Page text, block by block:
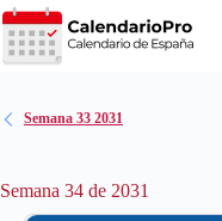
Saltar
al
contenido
Semana 33 2031
Semana 34 de 2031